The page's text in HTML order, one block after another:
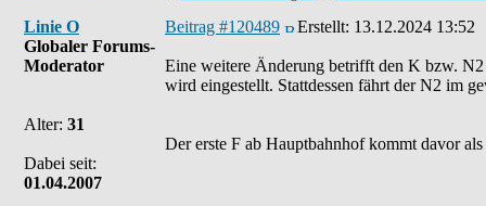
Linie O
Globaler Forums-
Moderator
Alter: 31
Dabei seit:
01.04.2007
Beitrag #120489 Erstellt: 13.12.2024 13:52
Eine weitere Änderung betrifft den K bzw.
wird eingestellt. Stattdessen fährt der N2 im
Der erste F ab Hauptbahnhof kommt davor